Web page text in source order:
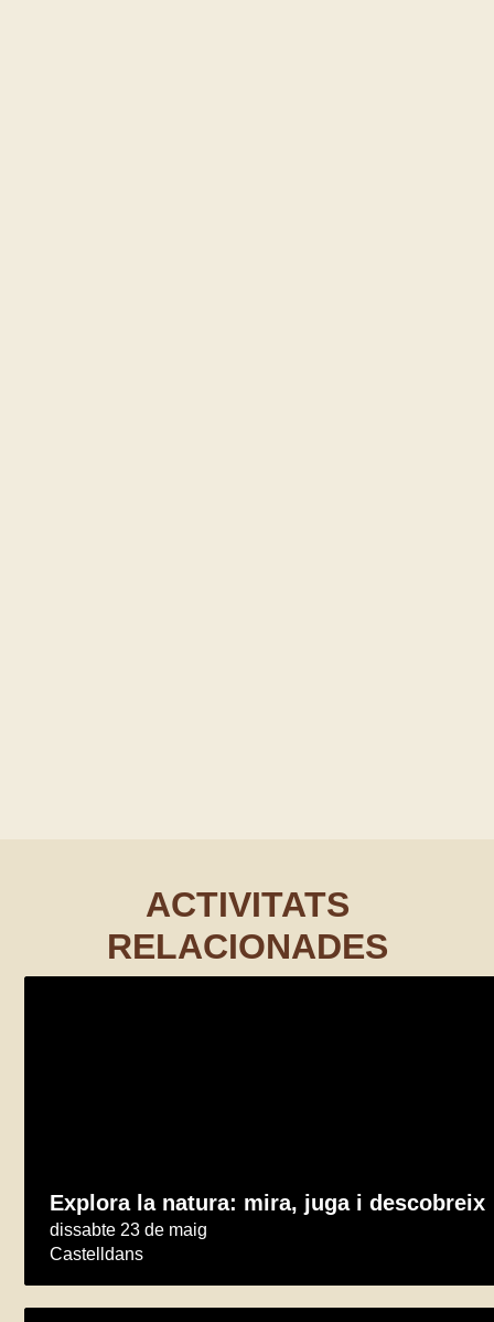
ACTIVITATS
RELACIONADES
Explora la natura: mira, juga i descobreix
dissabte 23 de maig
Castelldans